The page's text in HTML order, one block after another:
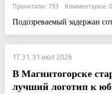
Прочитали: 793 Комментарии: 0
Подозреваемый задержан
17:31, 31 июл 2026
В Магнитогорске
лучший логотип к